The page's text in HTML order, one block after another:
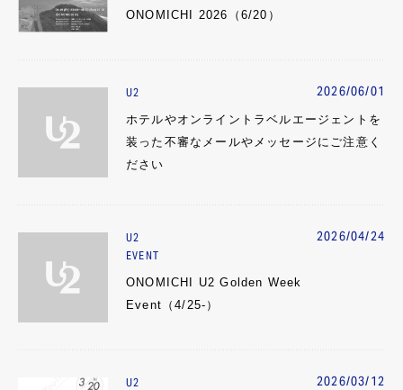
ONOMICHI 2026（6/20）
2026/06/01
U2
ホテルやオンライントラベルエージェントを
装った不審なメールやメッセージにご注意く
ださい
2026/04/24
U2
EVENT
ONOMICHI U2 Golden Week
Event（4/25-）
2026/03/12
U2